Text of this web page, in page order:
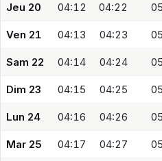
Jeu 20 04:12 04:22
Ven 21 04:13 04:23
Sam 22 04:14 04:24
Dim 23 04:15 04:25
Lun 24 04:16 04:26
Mar 25 04:17 04:27